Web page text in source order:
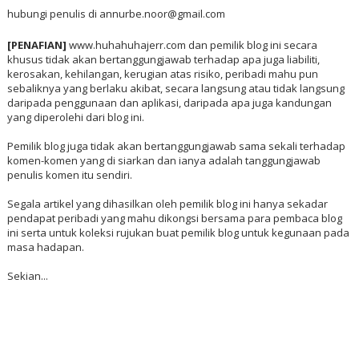
hubungi penulis di annurbe.noor@gmail.com
[PENAFIAN] www.huhahuhajerr.com dan pemilik blog ini secara
khusus tidak akan bertanggungjawab terhadap apa juga liabiliti,
kerosakan, kehilangan, kerugian atas risiko, peribadi mahu pun
sebaliknya yang berlaku akibat, secara langsung atau tidak langsung
daripada penggunaan dan aplikasi, daripada apa juga kandungan
yang diperolehi dari blog ini.
Pemilik blog juga tidak akan bertanggungjawab sama sekali terhadap
komen-komen yang di siarkan dan ianya adalah tanggungjawab
penulis komen itu sendiri.
Segala artikel yang dihasilkan oleh pemilik blog ini hanya sekadar
pendapat peribadi yang mahu dikongsi bersama para pembaca blog
ini serta untuk koleksi rujukan buat pemilik blog untuk kegunaan pada
masa hadapan.
Sekian...